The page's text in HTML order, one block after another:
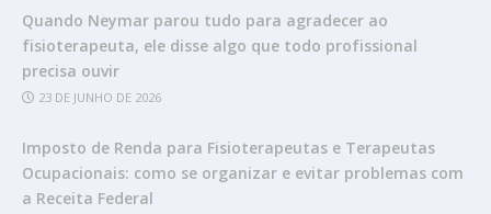
Quando Neymar parou tudo para agradecer ao
fisioterapeuta, ele disse algo que todo profissional
precisa ouvir
23 DE JUNHO DE 2026
Imposto de Renda para Fisioterapeutas e Terapeutas
Ocupacionais: como se organizar e evitar problemas com
a Receita Federal